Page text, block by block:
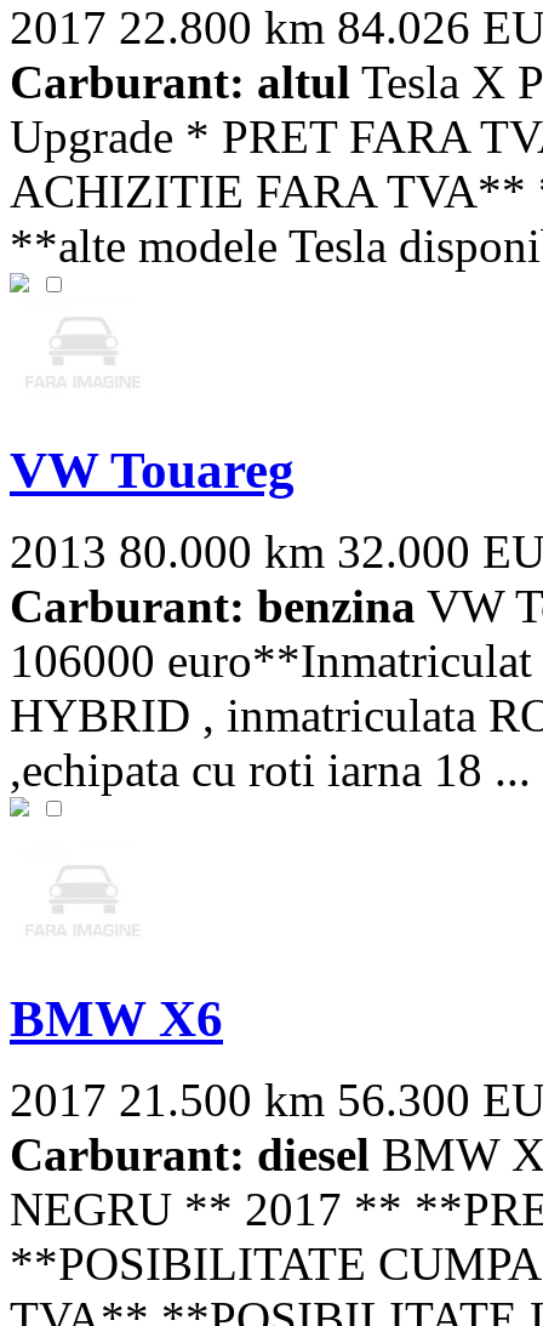
2017 22.800 km 84.026
Carburant: altul Tesla X
Upgrade * PRET FARA
ACHIZITIE FARA
**alte modele Tesla
VW Touareg
2013 80.000 km 32.000
Carburant: benzina VW
106000
HYBRID , inmatriculata
,echipata cu roti iarna 18 ...
BMW X6
2017 21.500 km 56.300
Carburant: diesel BMW
NEGRU ** 2017 **
**POSIBILITATE